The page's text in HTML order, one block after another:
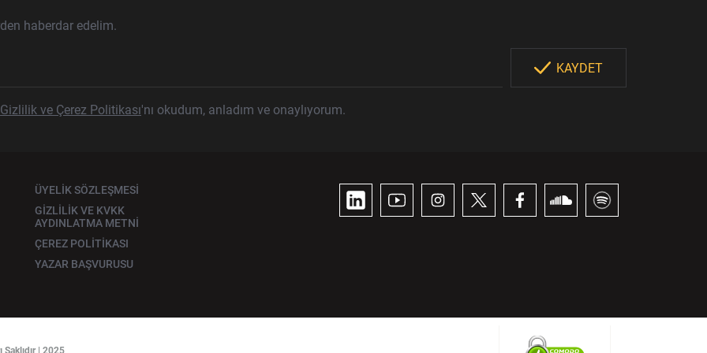
haberdar edelim.
KAYDET
Gizlilik ve Çerez Politikası'nı okudum, anladım ve onaylıyorum.
ÜYELİK SÖZLEŞMESİ
GİZLİLİK VE KVKK
AYDINLATMA METNİ
ÇEREZ POLİTİKASI
YAZAR BAŞVURUSU
| 2025